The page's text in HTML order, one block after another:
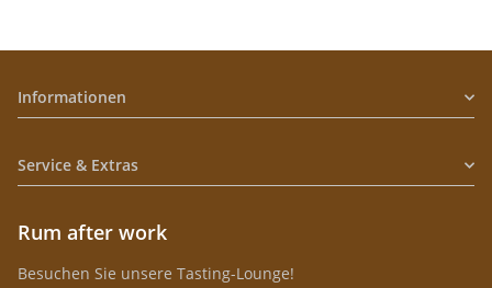
Informationen
Service & Extras
Rum after work
Besuchen Sie unsere Tasting-Lounge!